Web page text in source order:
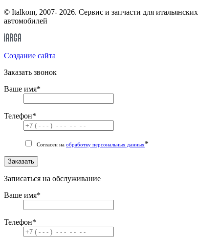
© Italkom, 2007- 2026. Сервис и запчасти для итальянских
автомобилей
Cоздание сайта
Заказать звонок
Ваше имя*
Телефон*
Согласен на обработку персональных данных*
Заказать
Записаться на обслуживание
Ваше имя*
Телефон*